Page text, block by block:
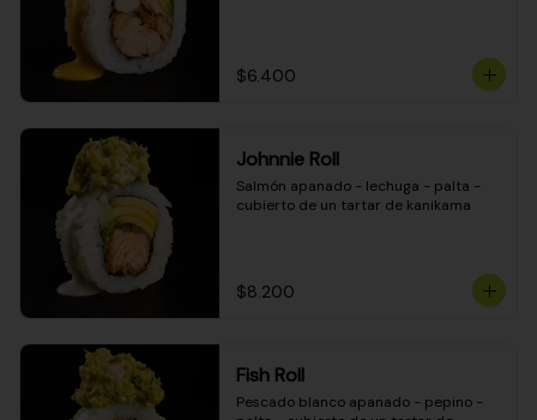
$6.400
Johnnie Roll
Salmón apanado - lechuga - palta -
cubierto de un tartar de kanikama
$8.200
Fish Roll
Pescado blanco apanado - pepino -